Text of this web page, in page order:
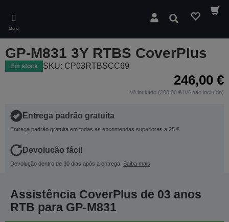
main
content
Menu
Pesquisar
GP-M831 3Y RTBS CoverPlus
Em stock SKU: CP03RTBSCC69
246,00 €
IVA incluído (200,00 € IVA não incluído)
Entrega padrão gratuita
Entrega padrão gratuita em todas as encomendas superiores a 25 €
Devolução fácil
Devolução dentro de 30 dias após a entrega. Saiba mais
Assistência CoverPlus de 03 anos
RTB para GP-M831